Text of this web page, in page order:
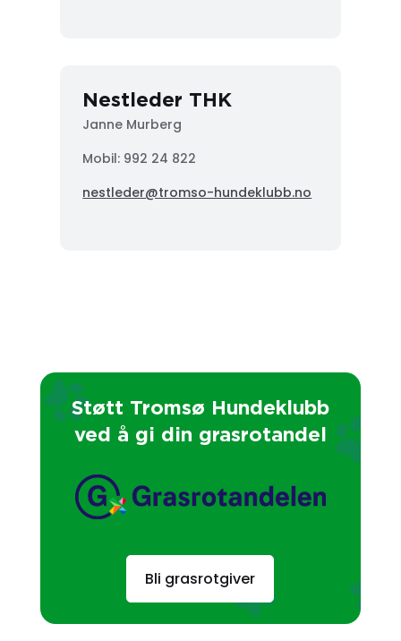
Nestleder THK
Janne Murberg
Mobil: 992 24 822
nestleder@tromso-hundeklubb.no
Støtt Tromsø Hundeklubb
ved å gi din grasrotandel
Bli grasrotgiver